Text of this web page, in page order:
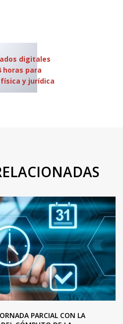
digitales
horas para
y jurídica
PARCIAL CON LA